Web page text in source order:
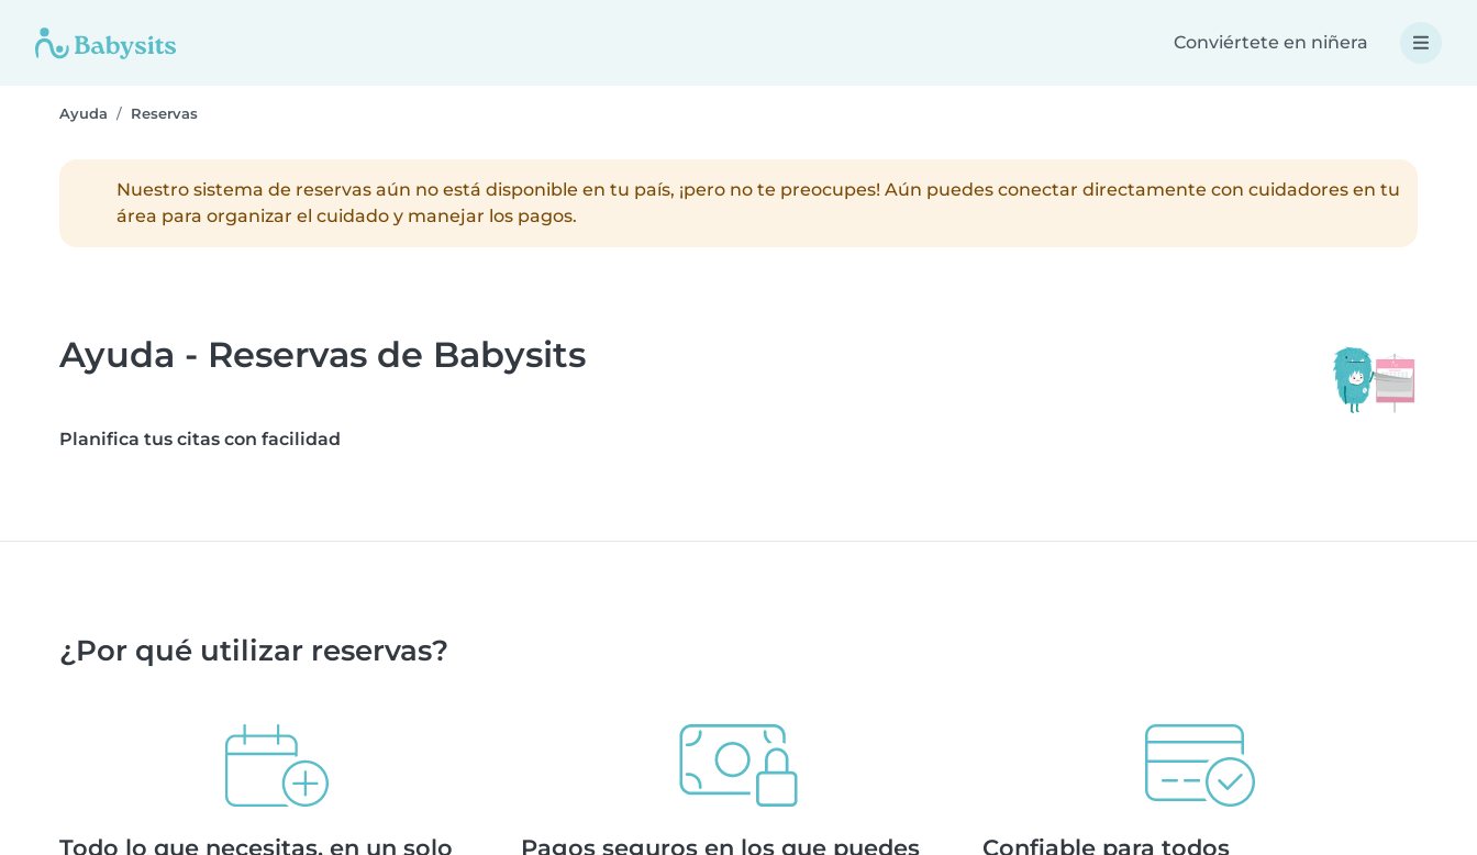
Conviértete en niñera
Ayuda Reservas
Nuestro sistema de reservas aún no está disponible en tu país, ¡pero no te preocupes! Aún puedes conectar directamente con cuidadores en tu
área para organizar el cuidado y manejar los pagos.
Ayuda - Reservas de Babysits
Planifica tus citas con facilidad
¿Por qué utilizar reservas?
Todo lo que necesitas, en un solo
Pagos seguros en los que puedes
Confiable para todos